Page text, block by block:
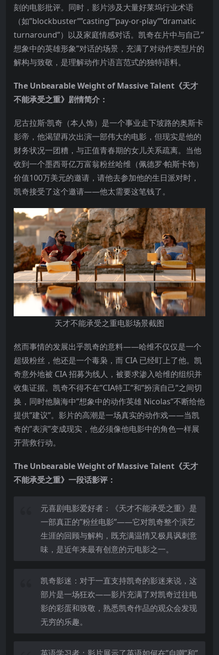
刻的电影批评。同时，影片涉及大量好莱坞行业术语
（如”blockbuster””casting””pay-or-play””dramatic
turnaround”）以及家庭情感对话。凯奇在片中与自己”
想象中的英雄形象”对话的场景，充满了对动作类型片的
解构与致敬，是理解动作片语言范式的独特语料。
The Unbearable Weight of Massive Talent《天才
不能承受之重》剧情简介：
尼古拉斯·凯奇（本人饰）是一个事业走下坡路的奥斯卡
影帝，他渴望再次出演一部伟大的电影，但现实是他的
财务状况一团糟，与正值青春期的女儿关系疏离。当他
收到一个墨西哥亿万富翁粉丝哈维（佩德罗·帕斯卡饰）
价值100万美元的邀请，请他去参加他的生日派对时，
凯奇接受了这个邀请——他太需要这笔钱了。
天才不能承受之重电影场景截图
然而事情的发展出乎凯奇的意料——哈维不仅仅是一个
超级粉丝，他还是一个毒枭，而 CIA 已经盯上了他。凯
奇意外地被 CIA 招募为线人，被要求渗入哈维的组织并
收集证据。凯奇不得不在”CIA特工”和”扮演自己”之间切
换，同时他脑海中”想象中的动作英雄 Nicolas”不断给他
提供”建议”。影片的高潮是一场真实的动作戏——当凯
奇的”表演”变成现实，他必须像他电影中的角色一样展
开营救行动。
The Unbearable Weight of Massive Talent《天才
不能承受之重》一段话影评：
元喜剧电影爱好者：《天才不能承受之重》是
一部真正的”粉丝电影”——它对凯奇整个演艺
生涯的回顾与解构，既充满温情又极具讽刺意
味，是近年来最有创意的元电影之一。
凯奇影迷：对于一直支持凯奇的影迷来说，这
部片是一场狂欢——影片充满了对凯奇过往电
影的彩蛋和致敬，熟悉凯奇作品的观众会发现
无穷的乐趣。